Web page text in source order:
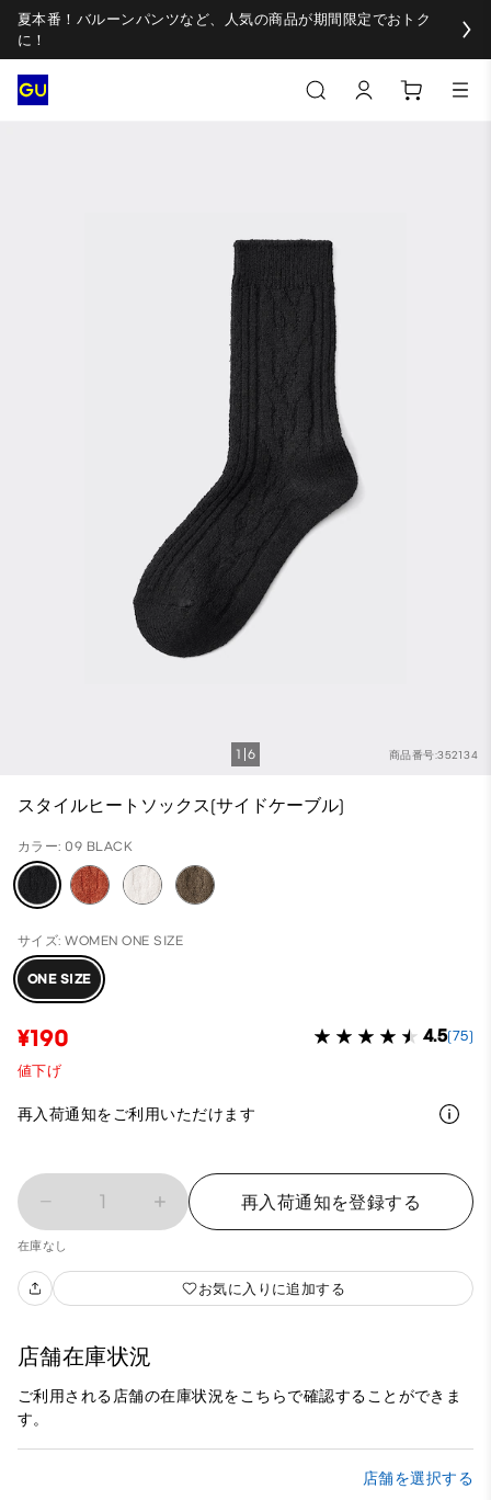
夏本番！バルーンパンツなど、人気の商品が期間限定でおトク
に！
商品番号:352134
1 6
スタイルヒートソックス(サイドケーブル)
カラー: 09 BLACK
サイズ: WOMEN ONE SIZE
ONE SIZE
¥190 4.5(75)
値下げ
再入荷通知をご利用いただけます
1 再入荷通知を登録する
在庫なし
お気に入りに追加する
店舗在庫状況
ご利用される店舗の在庫状況をこちらで確認することができま
す。
店舗を選択する